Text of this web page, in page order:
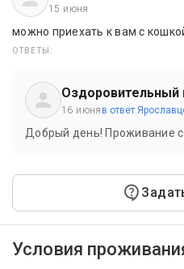
15 июня
можно приехать к вам с
ОТВЕТЫ:
Оздоровительный
16 июняв ответ
Добрый день! Проживание
Условия